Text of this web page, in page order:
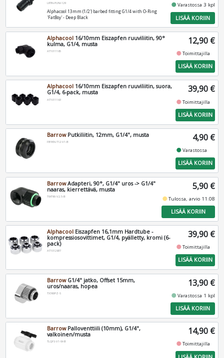
LIITIN-PUNI-129
Alphacool 13mm (1/2') barbed fitting G1/4 with O-Ring
'FatBoy' - Deep Black
fiber_manual_recordVarastossa 3 kpl
LISÄÄ KORIIN
Alphacool 16/10mm Eiszapfen ruuviliitin, 90°
kulma, G1/4, musta
AT1011165
12,90 €
fiber_manual_recordToimittajilla
LISÄÄ KORIIN
Alphacool 16/10mm Eiszapfen ruuviliitin, suora,
G1/4, 6-pack, musta
AT1011163
39,90 €
fiber_manual_recordToimittajilla
LISÄÄ KORIIN
BarrowPutkiliitin, 12mm, G1/4", musta
FBYKN-T12-V1-B 4,90 €
fiber_manual_recordVarastossa
LISÄÄ KORIIN
BarrowAdapteri, 90°, G1/4" uros -> G1/4"
naaras, kierrettävä, musta
TWT90-V2.5-B
5,90 €
fiber_manual_recordTulossa, arvio 11.08
LISÄÄ KORIIN
Alphacool Eiszapfen 16,1mm Hardtube -
kompressiosovittimet, G1/4, pyälletty, kromi (6-
pack)
AT1012837
39,90 €
fiber_manual_recordToimittajilla
LISÄÄ KORIIN
BarrowG1/4" jatko, Offset 15mm,
uros/naaras, hopea
TX360PZ-S
13,90 €
fiber_manual_recordVarastossa 1 kpl
LISÄÄ KORIIN
BarrowPalloventtiili (10mm), G1/4",
valkoinen/musta
TLQFS-V1-W-B
14,90 €
fiber_manual_recordToimittajilla